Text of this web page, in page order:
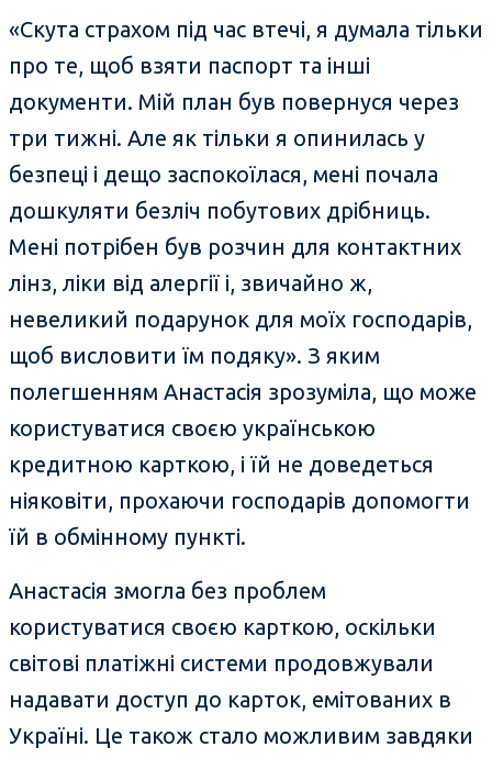
«Скута страхом під час втечі, я думала тільки
про те, щоб взяти паспорт та інші
документи. Мій план був повернуся через
три тижні. Але як тільки я опинилась у
безпеці і дещо заспокоїлася, мені почала
дошкуляти безліч побутових дрібниць.
Мені потрібен був розчин для контактних
лінз, ліки від алергії і, звичайно ж,
невеликий подарунок для моїх господарів,
щоб висловити їм подяку». З яким
полегшенням Анастасія зрозуміла, що може
користуватися своєю українською
кредитною карткою, і їй не доведеться
ніяковіти, прохаючи господарів допомогти
їй в обмінному пункті.
Анастасія змогла без проблем
користуватися своєю карткою, оскільки
світові платіжні системи продовжували
надавати доступ до карток, емітованих в
Україні. Це також стало можливим завдяки